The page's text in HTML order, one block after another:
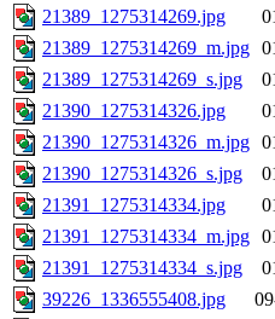
21389_1275314269.jpg
21389_1275314269_m.jpg
21389_1275314269_s.jpg
21390_1275314326.jpg
21390_1275314326_m.jpg
21390_1275314326_s.jpg
21391_1275314334.jpg
21391_1275314334_m.jpg
21391_1275314334_s.jpg
39226_1336555408.jpg